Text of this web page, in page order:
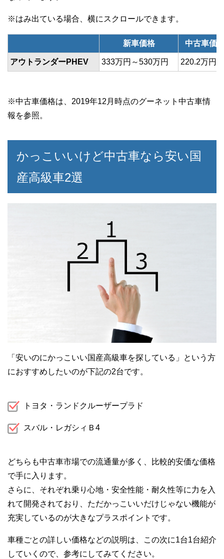
新車価格 中古車価
アウトランダーPHEV 333万円～530万円 220.2万円
※中古車価格は、2019年12月時点のグーネット中古車情
報を参照。
かっこいいけど中古車なら安い国
産高級車2選
「安いのにかっこいい国産高級車を探している」という方
におすすめしたいのが下記の2台です。
トヨタ・ランドクルーザープラド
スバル・レガシィＢ4
どちらも中古車市場での流通量が多く、比較的安価な価格
で手に入ります。
さらに、それぞれ乗り心地・安全性能・耐久性等に力を入
れて開発されており、ただかっこいいだけじゃない機能が
充実しているのが大きなプラスポイントです。
車種ごとの詳しい価格などの説明は、この次に1台1台紹介
していくので、参考にしてみてください。